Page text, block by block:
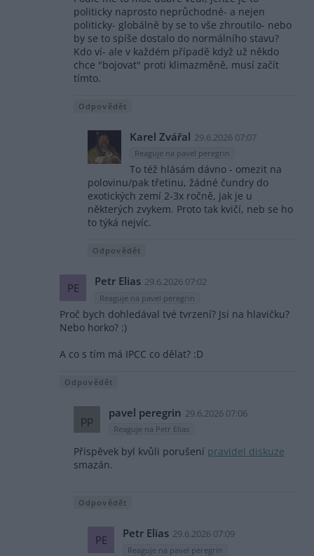
politicky naprosto neprůchodné- a nejen
politicky- globálně by se to vše zhroutilo- nebo
by se to spíše dostalo do normálního stavu?
Kdo ví- ale v každém případě když už někdo
chce "bojovat" proti klimazměně, musí začít
tímto.
Odpovědět
Karel Zvářal 29.6.2026 07:07
Reaguje na pavel peregrin
To též hlásám dávno - omezit na
polovinu/pak třetinu, žádné čundry do
exotických zemí 2-3x ročně, jak je u
některých zvykem. Proto tak kvičí, neb se ho
to týká nejvíc.
Odpovědět
PE Petr Elias 29.6.2026 07:02
Reaguje na pavel peregrin
Proč bych dohledával tvé tvrzení? Jsi na hlavičku?
Nebo horko? :)
A co s tím má IPCC co dělat? :D
Odpovědět
pp pavel peregrin 29.6.2026 07:06
Reaguje na Petr Elias
Příspěvek byl kvůli porušení pravidel diskuze
smazán.
Odpovědět
PE Petr Elias 29.6.2026 07:09
Reaguje na pavel peregrin